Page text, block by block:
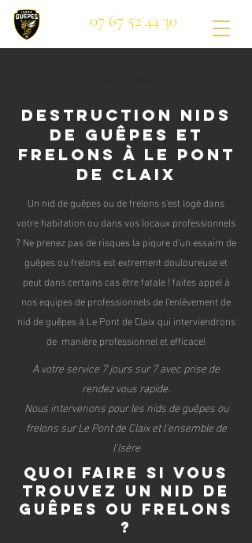
07 67 52 44 30
Destruction nids
de guêpes et
frelons à Le Pont
de Claix
Un nid de guêpes ou de frelons s'est logé dans
votre habitation ou dans vos locaux professionnels
? Ne prenez pas de risques la piqure d'un essaim de
guêpes ou frelons est extrement douloureuse et
peut dans certains cas être fatale ! faites appel à
nos equipes de professionnels de l'enlèvement de
nid de guêpes à Le Pont de Claix qui interviendrons
de manière professionnel et efficace!
A votre service 7 jours sur 7 avec prise de
rendez vous rapide.
Nous intervenons pour les nids de guêpes ou
frelons sur Le Pont de Claix et l'ensemble de
l'Isère
quoi faire si vous
trouvez un nid de
guêpes ou frelons
?